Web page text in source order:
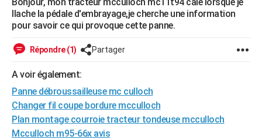
Essais
Réserver un essai
Citadines
Berlines
SUV
Forum auto
+HIGH-TECH
Mobiles
Meilleur smartphone
Internet
Ordinateurs
Jeux vidéo
Guide high-tech
+
Forum
Aménagement intérieur
Extérieur
Cuisine
Salle de bains
Jardinage
Rangement
WEEK-END
Guides de France
Escapades
Patrimoine
Expositions
Musées
Week-end nature
+LIFESTYLE
Art de vivre
Bien-être
Loisirs
Mode
Modes de vie
SANTE
Alimentation
Guide de la santé
Maladies
Médicaments
Sommeil
VOYAGE
llache la pédale d'embrayage,je cherche une information
pour savoir ce qui provoque cette panne.
Répondre (1) Partager
A voir également:
Panne débroussailleuse mc culloch
Changer fil coupe bordure mcculloch
Plan montage courroie tracteur tondeuse mcculloch
Mcculloch m95-66x avis